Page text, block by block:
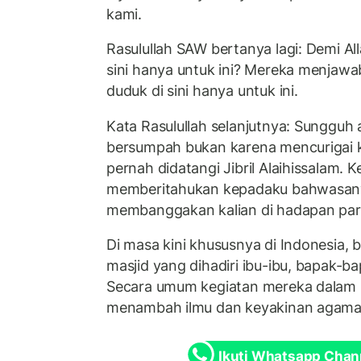
kami.
Rasulullah SAW bertanya lagi: Demi
sini hanya untuk ini? Mereka
duduk di sini hanya untuk ini.
Kata Rasulullah selanjutnya: Sungguh
bersumpah bukan karena mencurigai
pernah didatangi Jibril Alaihissalam.
memberitahukan kepadaku
membanggakan kalian di hadapan
Di masa kini khususnya di Indonesia,
masjid yang dihadiri ibu-ibu, bapak-
Secara umum kegiatan mereka
menambah ilmu dan keyakinan
Ikuti Whatsapp